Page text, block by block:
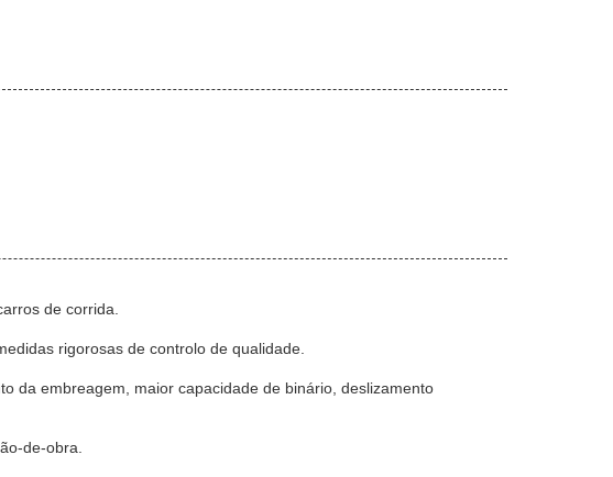
de corrida.
rigorosas de controlo de qualidade.
da embreagem, maior capacidade de binário, deslizamento
de-obra.